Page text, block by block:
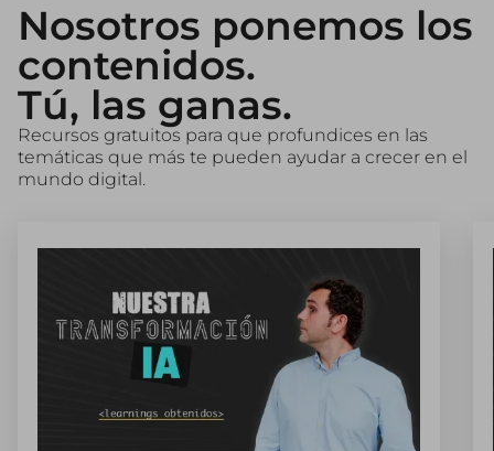
Nosotros ponemos los
contenidos.
Tú, las ganas.
Recursos gratuitos para que profundices en las
temáticas que más te pueden ayudar a crecer en el
mundo digital.